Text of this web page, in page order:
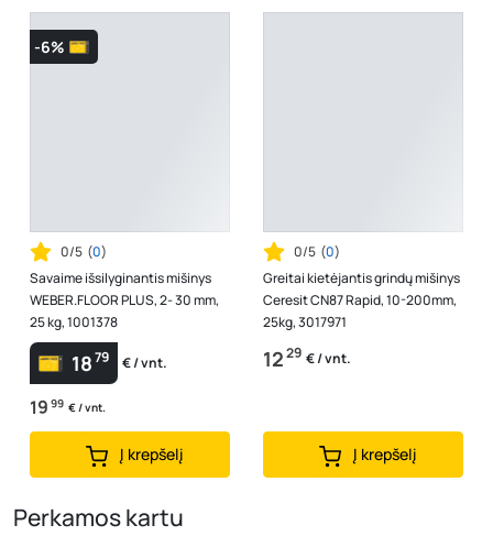
-6%
0/5 (0)
Savaime išsilyginantis mišinys
WEBER.FLOOR PLUS, 2- 30 mm,
25 kg, 1001378
1879 € / vnt.
19 99 € / vnt.
Į krepšelį
0/5 (0)
Greitai kietėjantis grindų mišinys
Ceresit CN87 Rapid, 10-200mm,
25kg, 3017971
1229 € / vnt.
Į krepšelį
Perkamos kartu